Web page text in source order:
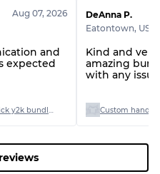
Aug 07, 2026
and
expected
DeAnna P.
Eatontown, US
Kind and
amazing
with any
Custom